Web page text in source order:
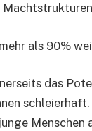
als 90%
das
Menschen